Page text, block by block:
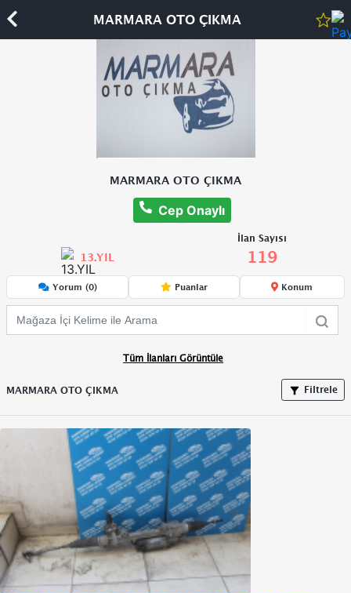
MARMARA OTO ÇIKMA
MARMARA OTO ÇIKMA
Cep Onaylı
13.YIL
İlan Sayısı
119
Yorum (0) Puanlar Konum
Tüm İlanları Görüntüle
MARMARA OTO ÇIKMA Filtrele